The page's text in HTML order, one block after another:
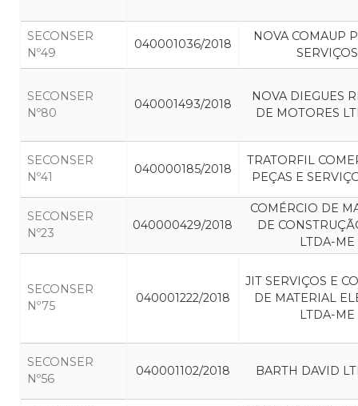
SECONSER
Nº49
040001036/2018
NOVA COMAUP
SERVIÇOS
SECONSER
Nº80
040001493/2018
NOVA DIEGUES
DE MOTORES
SECONSER
Nº41
040000185/2018
TRATORFIL
PEÇAS E
SECONSER
Nº23
040000429/2018
COMÉRCIO DE
DE
LTDA-ME
SECONSER
Nº75
040001222/2018
JIT SERVIÇOS E
DE MATERIAL
LTDA-ME
SECONSER
Nº56
040001102/2018 BARTH DAVID